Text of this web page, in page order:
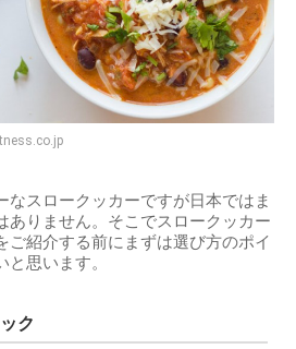
なスロークッカーですが日本ではま
ありません。そこでスロークッカー
ご紹介する前にまずは選び方のポイ
思います。
ク